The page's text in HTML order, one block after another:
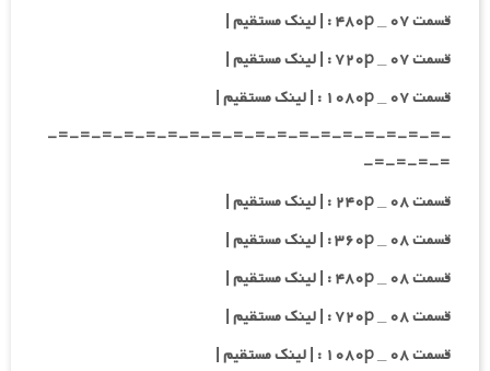
قسمت ۰۷ _ ۴۸۰p : | لینک مستقیم |
قسمت ۰۷ _ ۷۲۰p : | لینک مستقیم |
قسمت ۰۷ _ ۱۰۸۰p : | لینک مستقیم |
-=-=-=-=-=-=-=-=-=-=-=-=-=-=-=-=-=-=-
=-=-=-=-
قسمت ۰۸ _ ۲۴۰p : | لینک مستقیم |
قسمت ۰۸ _ ۳۶۰p : | لینک مستقیم |
قسمت ۰۸ _ ۴۸۰p : | لینک مستقیم |
قسمت ۰۸ _ ۷۲۰p : | لینک مستقیم |
قسمت ۰۸ _ ۱۰۸۰p : | لینک مستقیم |